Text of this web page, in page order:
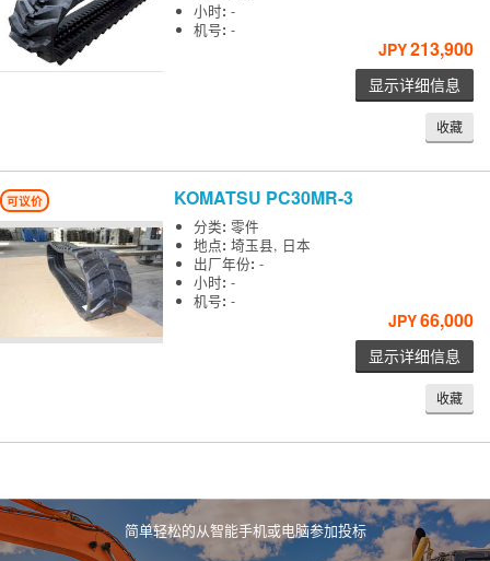
小时:-
机号:-
JPY213,900
显示详细信息
收藏
可议价 KOMATSU PC30MR-3
分类:零件
地点:埼玉县, 日本
出厂年份:-
小时:-
机号:-
JPY66,000
显示详细信息
收藏
简单轻松的从智能手机或电脑参加投标